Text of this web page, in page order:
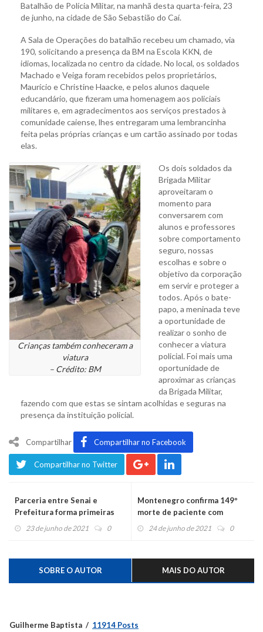
Batalhão de Polícia Militar, na manhã desta quarta-feira, 23
de junho, na cidade de São Sebastião do Caí.
A Sala de Operações do batalhão recebeu um chamado, via
190, solicitando a presença da BM na Escola KKN, de
idiomas, localizada no centro da cidade. No local, os soldados
Machado e Veiga foram recebidos pelos proprietários,
Maurício e Christine Haacke, e pelos alunos daquele
educandário, que fizeram uma homenagem aos policiais
militares e, em agradecimentos aos serviços prestados à
comunidade caiense, lhes entregaram uma lembrancinha
feita pelas próprias crianças e um cartão assinado por todas
elas.
Crianças também conheceram a
viatura
– Crédito: BM
Os dois soldados da
Brigada Militar
aproveitaram o
momento para
conversarem com
alunos e professores
sobre comportamento
seguro, nossas
escolhas e sobre o
objetivo da corporação
em servir e proteger a
todos. Após o bate-
papo, a meninada teve
a oportunidade de
realizar o sonho de
conhecer a viatura
policial. Foi mais uma
oportunidade de
aproximar as crianças
da Brigada Militar,
fazendo com que estas se sintam acolhidas e seguras na
presença da instituição policial.
Compartilhar Compartilhar no Facebook
Compartilhar no Twitter
Parceria entre Senai e
Prefeitura forma primeiras
turmas
23 de junho de 2021 0
Montenegro confirma 149º
morte de paciente com
coronavírus
24 de junho de 2021 0
SOBRE O AUTOR MAIS DO AUTOR
Guilherme Baptista 11914 Posts